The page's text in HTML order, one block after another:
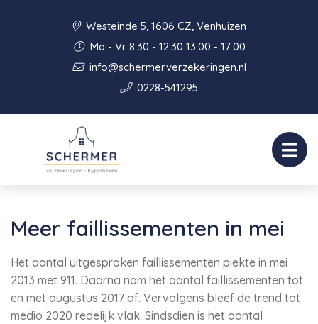
Westeinde 5, 1606 CZ, Venhuizen
Ma - Vr 8:30 - 12:30 13:00 - 17:00
info@schermerverzekeringen.nl
0228-541295
Meer faillissementen in mei
Het aantal uitgesproken faillissementen piekte in mei
2013 met 911. Daarna nam het aantal faillissementen tot
en met augustus 2017 af. Vervolgens bleef de trend tot
medio 2020 redelijk vlak. Sindsdien is het aantal